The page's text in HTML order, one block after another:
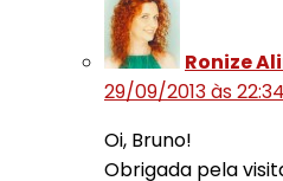
Ronize
29/09/2013 às 22:34
Oi, Bruno!
Obrigada pela